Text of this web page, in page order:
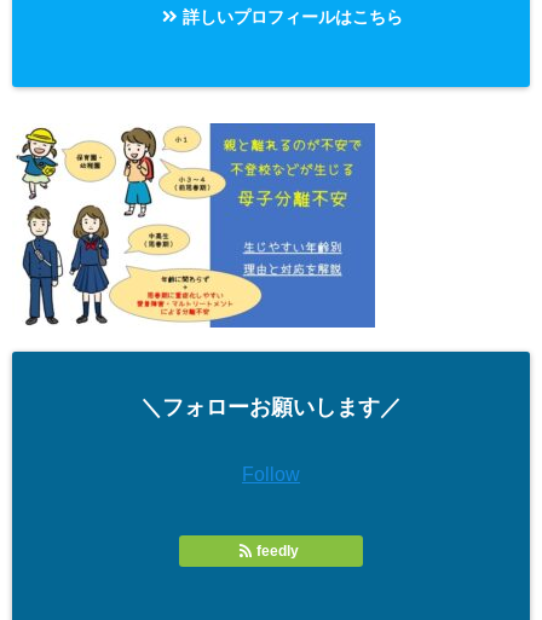
詳しいプロフィールはこちら
＼フォローお願いします／
Follow
feedly